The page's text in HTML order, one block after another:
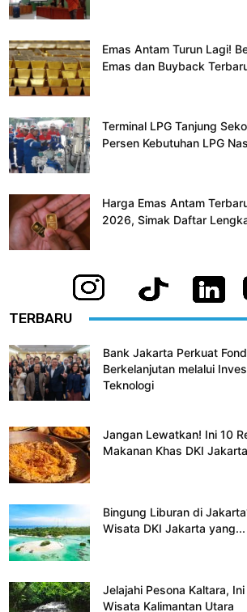
Emas Antam Turun Lagi!
Emas dan Buyback
Terminal LPG Tanjung
Persen Kebutuhan LPG
Harga Emas Antam
2026, Simak Daftar
TERBARU
Bank Jakarta Perkuat
Berkelanjutan melalui
Teknologi
Jangan Lewatkan! Ini 10
Makanan Khas DKI
Bingung Liburan di
Wisata DKI Jakarta yang...
Jelajahi Pesona Kaltara,
Wisata Kalimantan Utara